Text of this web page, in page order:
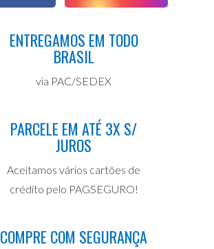
ENTREGAMOS EM TODO
BRASIL
via PAC/SEDEX
PARCELE EM ATÉ 3X S/
JUROS
Aceitamos vários cartões de
crédito pelo PAGSEGURO!
COMPRE COM SEGURANÇA